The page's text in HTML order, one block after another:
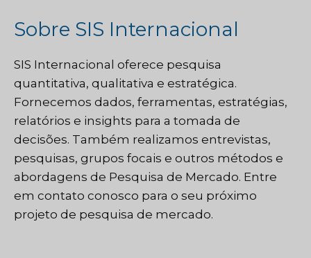
Sobre SIS Internacional
SIS Internacional oferece pesquisa
quantitativa, qualitativa e estratégica.
Fornecemos dados, ferramentas, estratégias,
relatórios e insights para a tomada de
decisões. Também realizamos entrevistas,
pesquisas, grupos focais e outros métodos e
abordagens de Pesquisa de Mercado. Entre
em contato conosco para o seu próximo
projeto de pesquisa de mercado.